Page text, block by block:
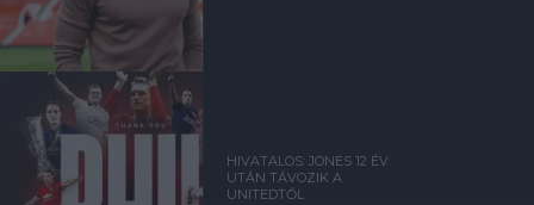
HIVATALOS: JONES 12 ÉV
UTÁN TÁVOZIK A
UNITEDTŐL